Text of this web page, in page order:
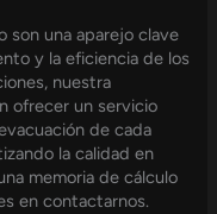
son una aparejo clave
y la eficiencia de los
nuestra
ofrecer un servicio
de cada
la calidad en
memoria de cálculo
en contactarnos.